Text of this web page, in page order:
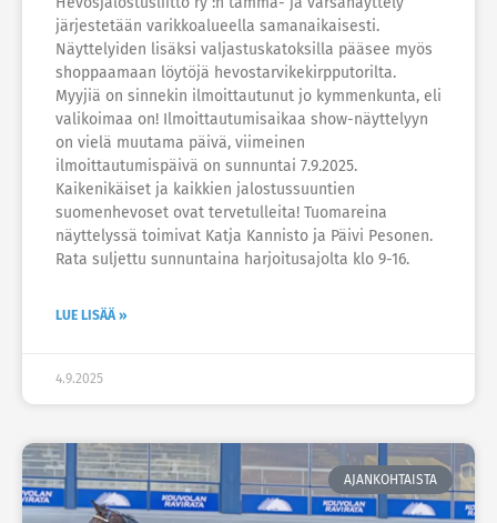
järjestetään varikkoalueella samanaikaisesti.
Näyttelyiden lisäksi valjastuskatoksilla pääsee myös
shoppaamaan löytöjä hevostarvikekirpputorilta.
Myyjiä on sinnekin ilmoittautunut jo kymmenkunta, eli
valikoimaa on! Ilmoittautumisaikaa show-näyttelyyn
on vielä muutama päivä, viimeinen
ilmoittautumispäivä on sunnuntai 7.9.2025.
Kaikenikäiset ja kaikkien jalostussuuntien
suomenhevoset ovat tervetulleita! Tuomareina
näyttelyssä toimivat Katja Kannisto ja Päivi Pesonen.
Rata suljettu sunnuntaina harjoitusajolta klo 9-16.
LUE LISÄÄ »
4.9.2025
AJANKOHTAISTA